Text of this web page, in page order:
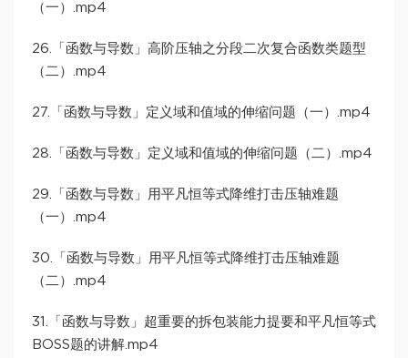
（一）.mp4
26.「函数与导数」高阶压轴之分段二次复合函数类题型
（二）.mp4
27.「函数与导数」定义域和值域的伸缩问题（一）.mp4
28.「函数与导数」定义域和值域的伸缩问题（二）.mp4
29.「函数与导数」用平凡恒等式降维打击压轴难题
（一）.mp4
30.「函数与导数」用平凡恒等式降维打击压轴难题
（二）.mp4
31.「函数与导数」超重要的拆包装能力提要和平凡恒等式
BOSS题的讲解.mp4